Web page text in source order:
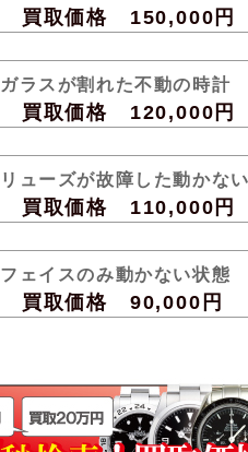
買取価格 150,000円
ガラスが割れた不動の時計
買取価格 120,000円
リューズが故障した動かな
買取価格 110,000円
フェイスのみ動かない状態
買取価格 90,000円